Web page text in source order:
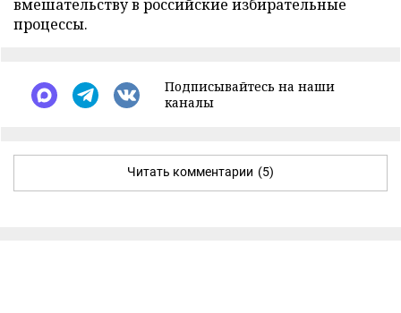
вмешательству в российские избирательные
процессы.
Подписывайтесь на наши
каналы
Читать комментарии (5)